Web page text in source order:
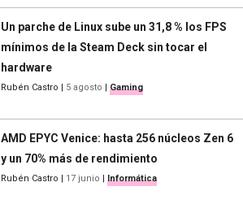
Un parche de Linux sube un 31,8 % los FPS
mínimos de la Steam Deck sin tocar el
hardware
Rubén Castro | 5 agosto | Gaming
AMD EPYC Venice: hasta 256 núcleos Zen 6
y un 70% más de rendimiento
Rubén Castro | 17 junio | Informática